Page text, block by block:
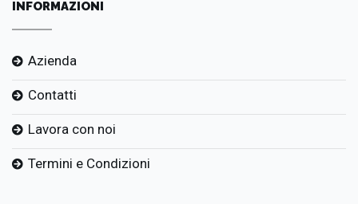
INFORMAZIONI
Azienda
Contatti
Lavora con noi
Termini e Condizioni